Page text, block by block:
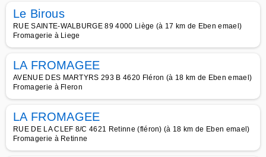
Le Birous
RUE SAINTE-WALBURGE 89 4000 Liège (à 17 km de Eben emael)
Fromagerie à Liege
LA FROMAGEE
AVENUE DES MARTYRS 293 B 4620 Fléron (à 18 km de Eben emael)
Fromagerie à Fleron
LA FROMAGEE
RUE DE LA CLEF 8/C 4621 Retinne (fléron) (à 18 km de Eben emael)
Fromagerie à Retinne